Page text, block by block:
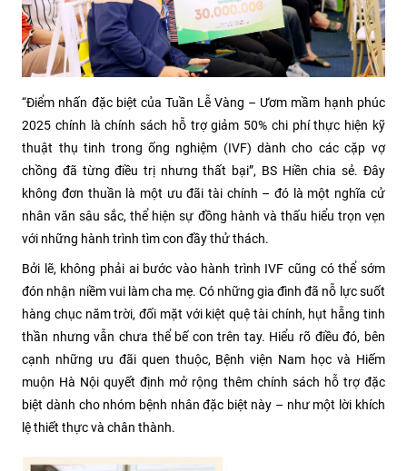
“Điểm nhấn đặc biệt của Tuần Lễ Vàng – Ươm mầm hạnh phúc
2025 chính là chính sách hỗ trợ giảm 50% chi phí thực hiện kỹ
thuật thụ tinh trong ống nghiệm (IVF) dành cho các cặp vợ
chồng đã từng điều trị nhưng thất bại”, BS Hiền chia sẻ. Đây
không đơn thuần là một ưu đãi tài chính – đó là một nghĩa cử
nhân văn sâu sắc, thể hiện sự đồng hành và thấu hiểu trọn vẹn
với những hành trình tìm con đầy thử thách.
Bởi lẽ, không phải ai bước vào hành trình IVF cũng có thể sớm
đón nhận niềm vui làm cha mẹ. Có những gia đình đã nỗ lực suốt
hàng chục năm trời, đối mặt với kiệt quệ tài chính, hụt hẫng tinh
thần nhưng vẫn chưa thể bế con trên tay. Hiểu rõ điều đó, bên
cạnh những ưu đãi quen thuộc, Bệnh viện Nam học và Hiếm
muộn Hà Nội quyết định mở rộng thêm chính sách hỗ trợ đặc
biệt dành cho nhóm bệnh nhân đặc biệt này – như một lời khích
lệ thiết thực và chân thành.